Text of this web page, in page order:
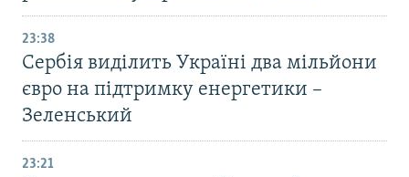
23:38
Сербія виділить Україні два мільйони
євро на підтримку енергетики –
Зеленський
23:21